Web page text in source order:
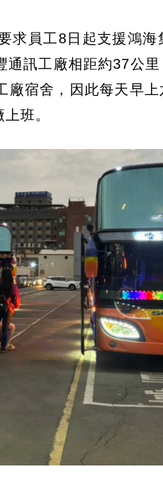
員工8日起支援鴻海
訊工廠相距約37公
宿舍，因此每天早上
班。